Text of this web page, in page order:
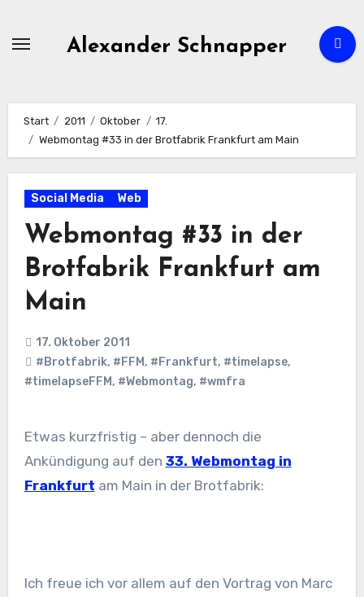
Alexander Schnapper
Start 2011 Oktober
17.
Webmontag #33 in der Brotfabrik Frankfurt am Main
Social Media Web
Webmontag #33 in der
Brotfabrik Frankfurt am
Main
17. Oktober 2011
#Brotfabrik, #FFM, #Frankfurt, #timelapse,
#timelapseFFM, #Webmontag, #wmfra
Etwas kurzfristig – aber dennoch die
Ankündigung auf den 33. Webmontag in
Frankfurt am Main in der Brotfabrik:
Ich freue ich vor allem auf den Vortrag von Marc